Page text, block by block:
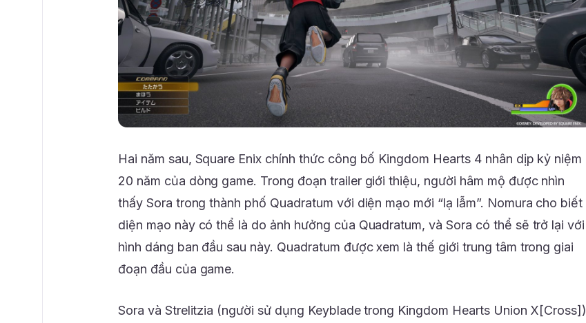
Hai năm sau, Square Enix chính thức công bố Kingdom Hearts 4 nhân dịp kỷ niệm
20 năm của dòng game. Trong đoạn trailer giới thiệu, người hâm mộ được nhìn
thấy Sora trong thành phố Quadratum với diện mạo mới “lạ lẫm”. Nomura cho biết
diện mạo này có thể là do ảnh hưởng của Quadratum, và Sora có thể sẽ trở lại với
hình dáng ban đầu sau này. Quadratum được xem là thế giới trung tâm trong giai
đoạn đầu của game.
Sora và Strelitzia (người sử dụng Keyblade trong Kingdom Hearts Union X[Cross])